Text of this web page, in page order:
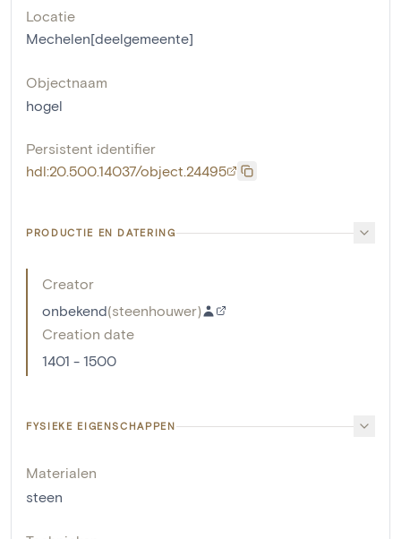
Locatie
Mechelen[deelgemeente]
Objectnaam
hogel
Persistent identifier
hdl:20.500.14037/object.24495
PRODUCTIE EN DATERING
Creator
onbekend(steenhouwer)
Creation date
1401 - 1500
FYSIEKE EIGENSCHAPPEN
Materialen
steen